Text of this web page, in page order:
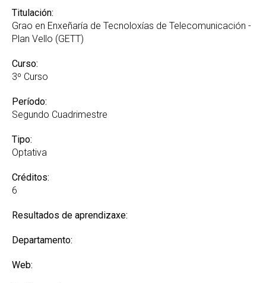
Titulación:
Grao en Enxeñaría de Tecnoloxías de Telecomunicación -
Plan Vello (GETT)
Curso:
3º Curso
Período:
Segundo Cuadrimestre
Tipo:
Optativa
Créditos:
6
Resultados de aprendizaxe:
Departamento:
Web: